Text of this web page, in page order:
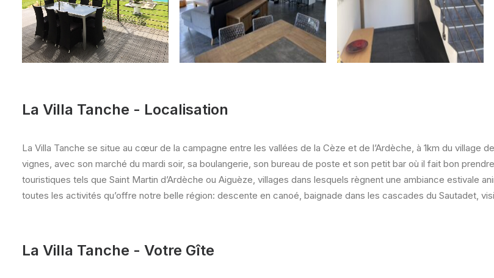
La Villa Tanche - Localisation
La Villa Tanche se situe au cœur de la campagne entre les vallées de la Cèze et de l’Ardèche, à 1km du village
vignes, avec son marché du mardi soir, sa boulangerie, son bureau de poste et son petit bar où il fait bon
touristiques tels que Saint Martin d’Ardèche ou Aiguèze, villages dans lesquels règnent une ambiance estivale
toutes les activités qu’offre notre belle région: descente en canoé, baignade dans les cascades du Sautadet,
La Villa Tanche - Votre Gîte